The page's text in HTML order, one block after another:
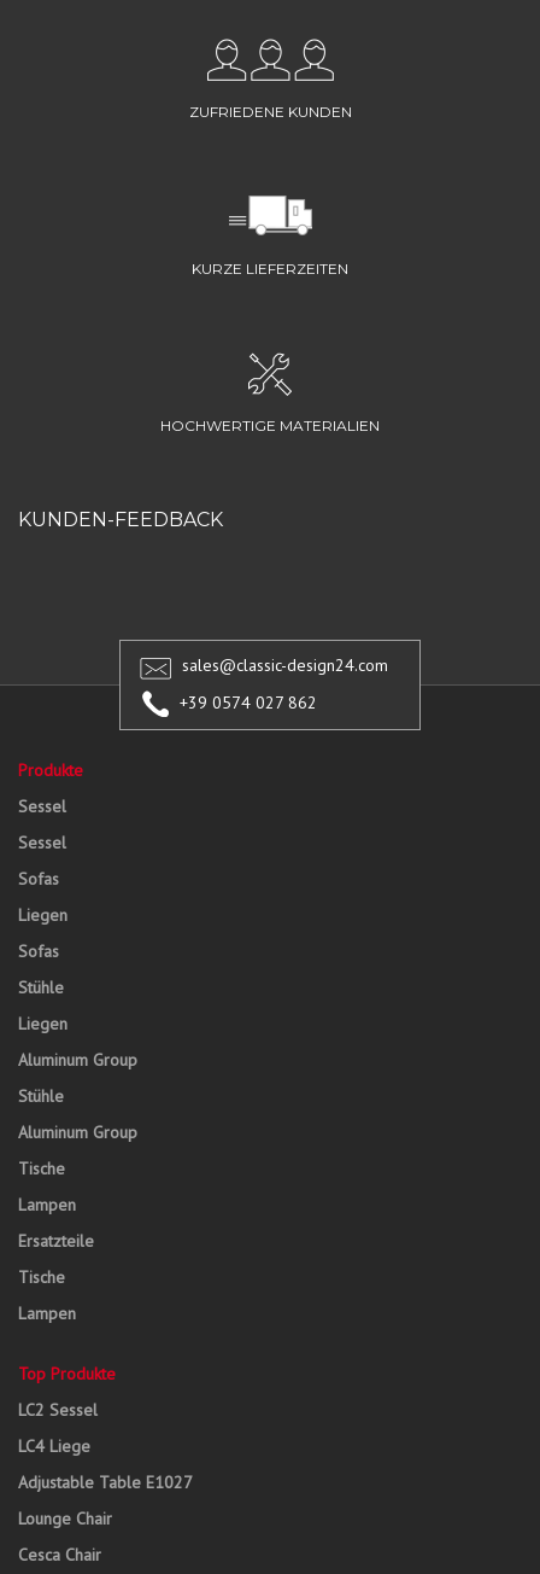
ZUFRIEDENE KUNDEN
KURZE LIEFERZEITEN
HOCHWERTIGE MATERIALIEN
KUNDEN-FEEDBACK
sales@classic-design24.com
+39 0574 027 862
Produkte
Sessel
Sessel
Sofas
Liegen
Sofas
Stühle
Liegen
Aluminum Group
Stühle
Aluminum Group
Tische
Lampen
Ersatzteile
Tische
Lampen
Top Produkte
LC2 Sessel
LC4 Liege
Adjustable Table E1027
Lounge Chair
Cesca Chair